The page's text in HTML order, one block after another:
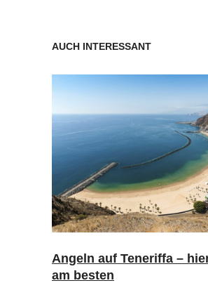
AUCH INTERESSANT
Angeln auf Teneriffa –
am besten